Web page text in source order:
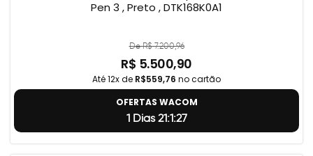
Pen 3 , Preto , DTK168K0A1
De R$ 7.200,96
R$ 5.500,90
Até 12x de R$559,76 no cartão
OFERTAS WACOM
1 Dias 21:1:26